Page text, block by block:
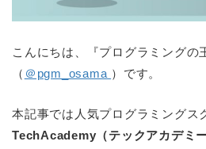
こんにちは、『プログラミングの
（ ＠pgm_osama ）です。
本記事では人気プログラミングス
TechAcademy（テックアカデミ